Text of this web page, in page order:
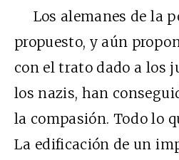
Los alemanes de la
propuesto, y aún
con el trato dado a los
los nazis, han
la compasión. Todo lo
La edificación de un